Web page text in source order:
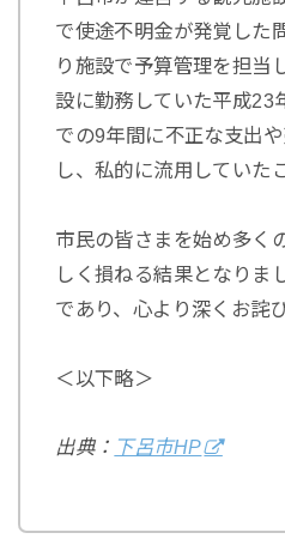
で使途不明金が発覚した
り施設で予算管理を担当
設に勤務していた平成23
での9年間に不正な支出
し、私的に流用していた
市民の皆さまを始め多く
しく損ねる結果となりま
であり、心より深くお詫
＜以下略＞
出典： 下呂市HP